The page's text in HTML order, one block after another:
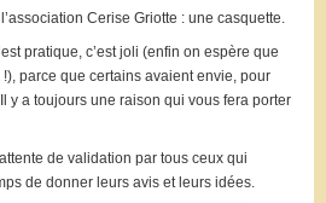
Cerise Griotte : une casquette.
pratique, c’est joli (enfin on espère que
parce que certains avaient envie, pour
y a toujours une raison qui vous fera porter
de validation par tous ceux qui
de donner leurs avis et leurs idées.